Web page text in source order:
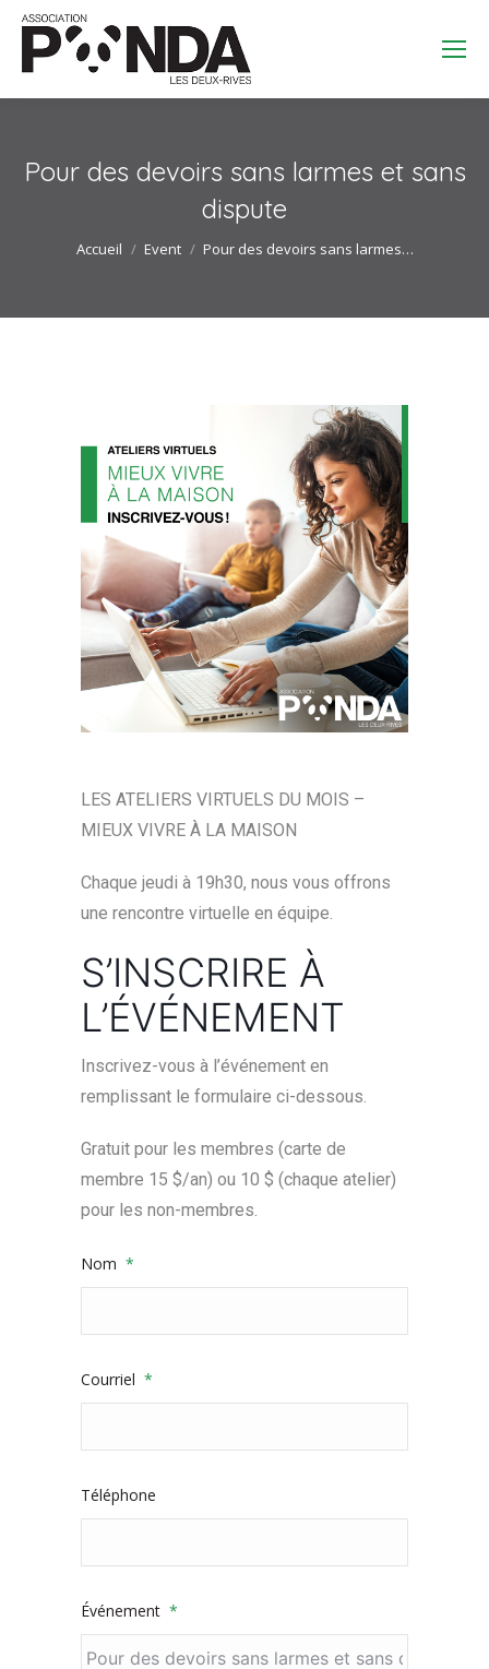
Search:
Pour des devoirs sans larmes et sans
dispute
Vous êtes ici :
Accueil Event Pour des devoirs sans larmes…
LES ATELIERS VIRTUELS DU MOIS –
MIEUX VIVRE À LA MAISON
Chaque jeudi à 19h30, nous vous offrons
une rencontre virtuelle en équipe.
S’INSCRIRE À
L’ÉVÉNEMENT
Inscrivez-vous à l’événement en
remplissant le formulaire ci-dessous.
Gratuit pour les membres (carte de
membre 15 $/an) ou 10 $ (chaque atelier)
pour les non-membres.
Nom *
Courriel *
Téléphone
Événement *